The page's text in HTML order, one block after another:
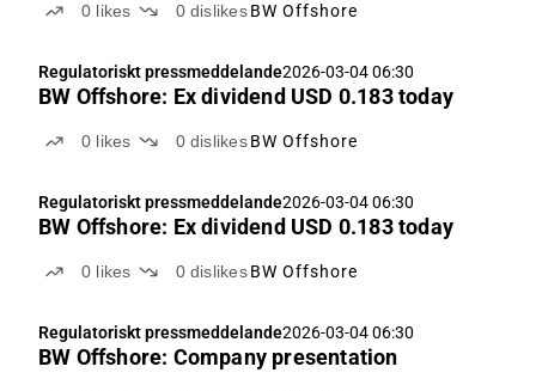
0 likes 0 dislikes BW Offshore
Regulatoriskt pressmeddelande2026-03-04 06:30
BW Offshore: Ex dividend USD 0.183 today
0 likes 0 dislikes BW Offshore
Regulatoriskt pressmeddelande2026-03-04 06:30
BW Offshore: Ex dividend USD 0.183 today
0 likes 0 dislikes BW Offshore
Regulatoriskt pressmeddelande2026-03-04 06:30
BW Offshore: Company presentation